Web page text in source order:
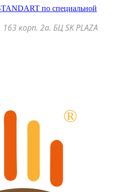
по специальной
корп. 2а. БЦ SK PLAZA